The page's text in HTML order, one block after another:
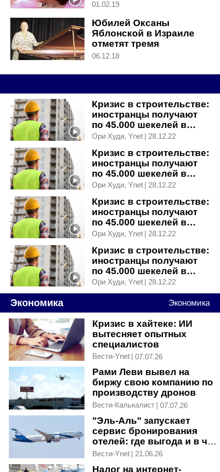
01.02.19
Юбилей Оксаны
Яблонской в Израиле
отметят тремя
концертами
06.12.18
Кризис в строительстве:
иностранцы получают
по 45.000 шекелей в
месяц, а своих кадров
Ори Худи, Ynet | 28.12.22
Кризис в строительстве:
иностранцы получают
по 45.000 шекелей в
месяц, а своих кадров
Ори Худи, Ynet | 28.12.22
Кризис в строительстве:
иностранцы получают
по 45.000 шекелей в
месяц, а своих кадров
Ори Худи, Ynet | 28.12.22
Кризис в строительстве:
иностранцы получают
по 45.000 шекелей в
месяц, а своих кадров
нет
Ори Худи, Ynet | 28.12.22
Экономика Экономика
Кризис в хайтеке: ИИ
вытесняет опытных
специалистов
Вести-Ynet | 07.07.26
Рами Леви вывел на
биржу свою компанию по
производству дронов
Вести-Калькалист | 07.07.26
"Эль-Аль" запускает
сервис бронирования
отелей: где выгода и в чем
подвох
Вести-Ynet | 21.06.26
Налог на интернет-